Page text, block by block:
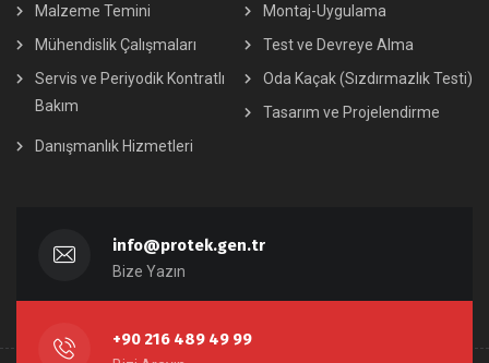
Malzeme Temini
Montaj-Uygulama
Mühendislik Çalışmaları
Test ve Devreye Alma
Servis ve Periyodik Kontratlı
Bakım
Oda Kaçak (Sızdırmazlık Testi)
Tasarım ve Projelendirme
Danışmanlık Hizmetleri
info@protek.gen.tr
Bize Yazın
+90 216 489 49 99